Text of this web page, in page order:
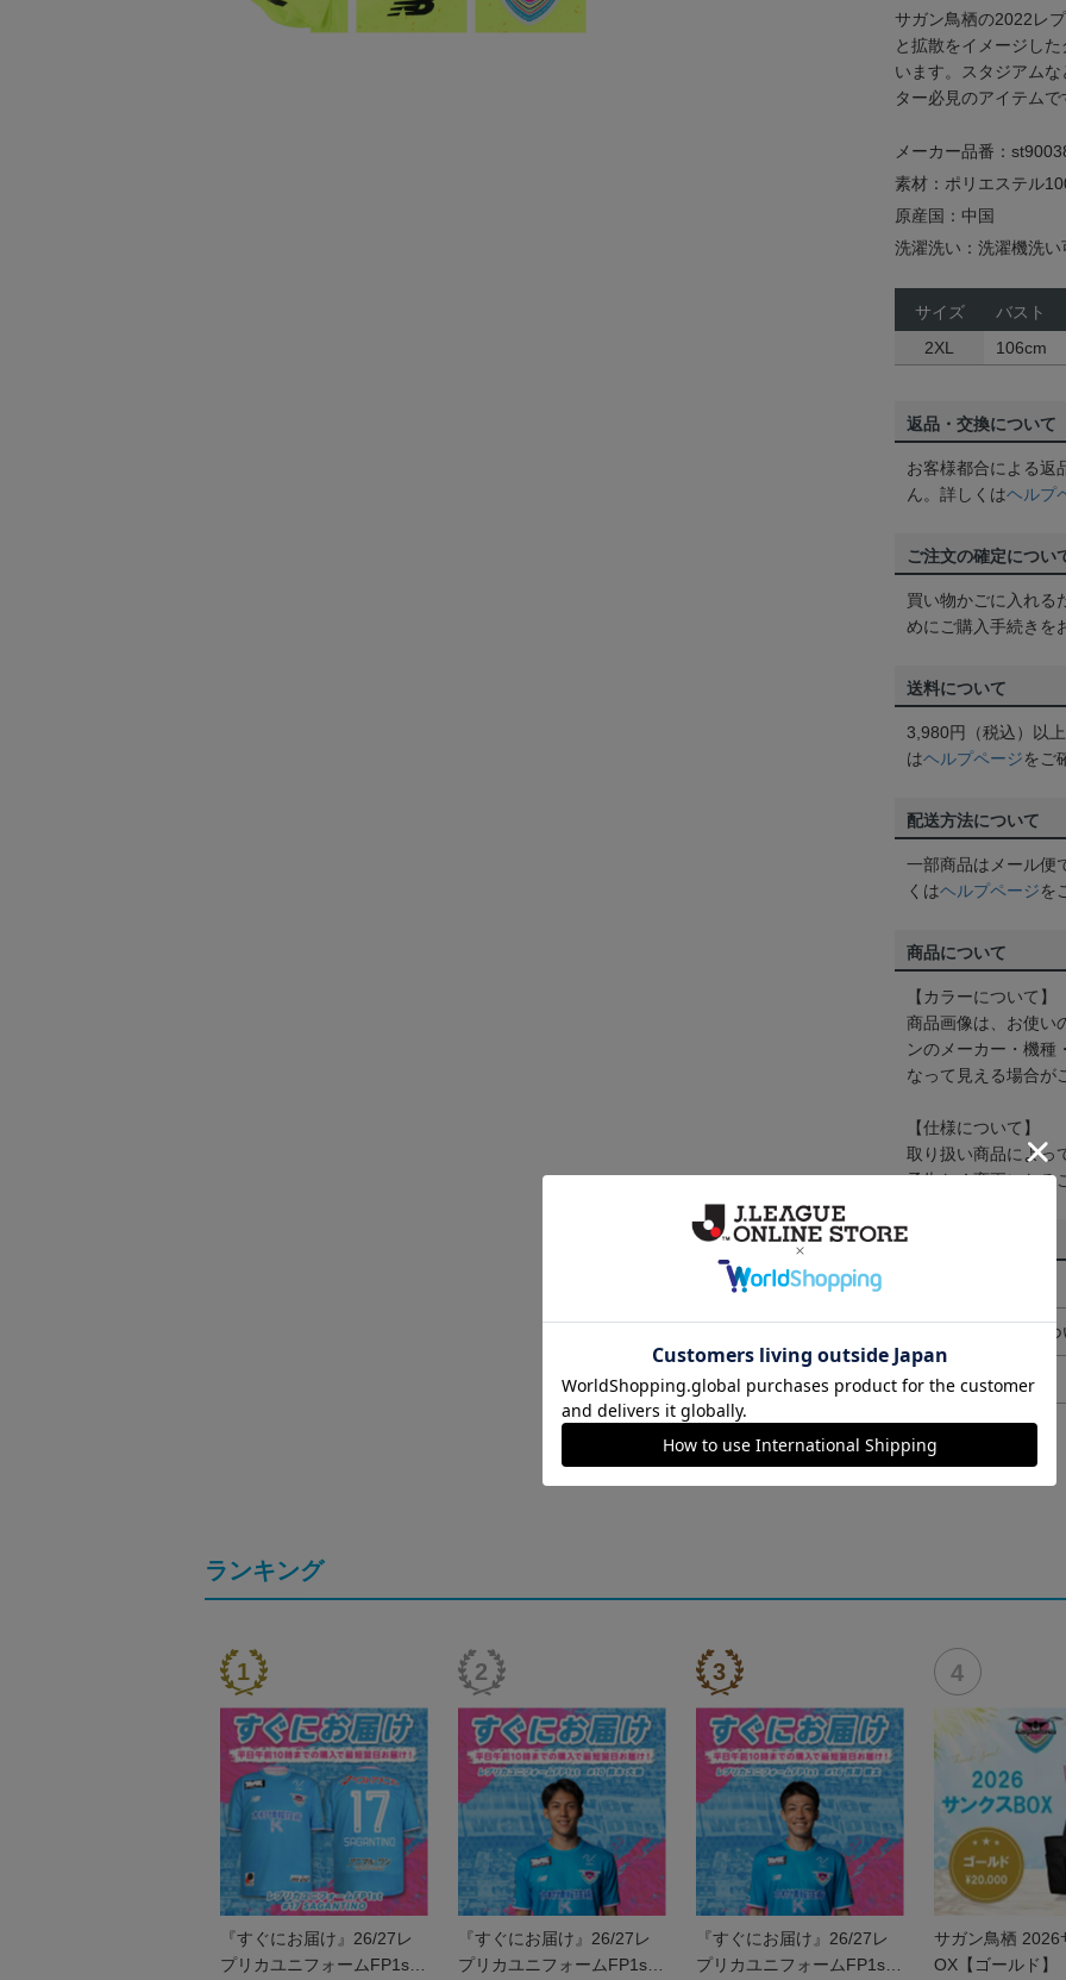
サガン鳥栖の2022レ
と拡散をイメージし
います。スタジアム
ター必見のアイテムで
メーカー品番：
素材：ポリエステル
原産国：中国
洗濯洗い：洗濯機洗い
サイズ
バスト
2XL
106cm
返品・交換について
お客様都合による返
ん。詳しくはヘルプ
ご注文の確定につい
買い物かごに入れる
めにご購入手続きを
送料について
3,980円（税込）以
はヘルプページをご
配送方法について
一部商品はメール便
くはヘルプページを
商品について
【カラーについて】
商品画像は、お使い
ンのメーカー・機種
なって見える場合が
【仕様について】
取り扱い商品によっ
予告なく変更になる
その他
ギフト対応に
ヘルプページ
ランキング
『すぐにお届け』26/27レ
プリカユニフォームFP1st
『すぐにお届け』26/27レ
プリカユニフォームFP1st
『すぐにお届け』26/27レ
プリカユニフォームFP1st
サガン鳥栖 2026
OX【ゴールド】